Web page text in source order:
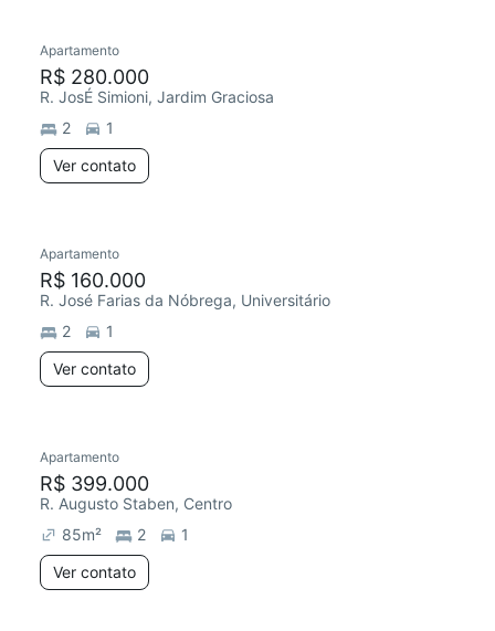
Apartamento
R$ 280.000
R. JosÉ Simioni, Jardim Graciosa
2
1
Ver contato
Apartamento
R$ 160.000
R. José Farias da Nóbrega, Universitário
2
1
Ver contato
Apartamento
R$ 399.000
R. Augusto Staben, Centro
85m² 2
1
Ver contato